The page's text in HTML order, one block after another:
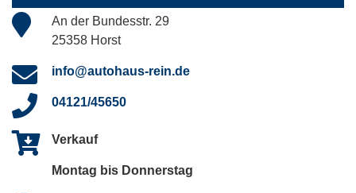
An der Bundesstr. 29
25358 Horst
info@autohaus-rein.de
04121/45650
Verkauf
Montag bis Donnerstag